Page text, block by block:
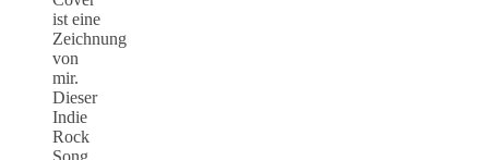
ist eine
Zeichnung
von
mir.
Dieser
Indie
Rock
Song